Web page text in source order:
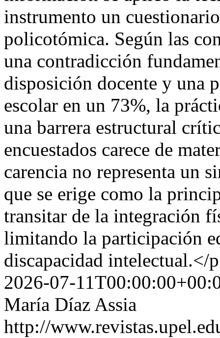
instrumento un
policotómica. Según las
una contradicción
disposición docente y una
escolar en un 73%, la
una barrera estructural
encuestados carece de
carencia no representa un
que se erige como la
transitar de la integración
limitando la participación
discapacidad
2026-07-
María Díaz Assia
http://